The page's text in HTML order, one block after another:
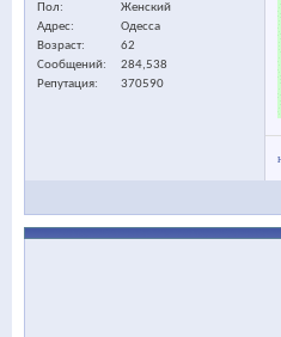
Пол
Женский
Адрес
Одесса
Возраст
62
Сообщений
284,538
Репутация
370590